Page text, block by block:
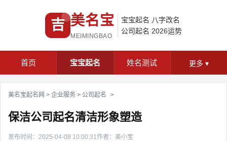
吉 美名宝
MEIMINGBAO
宝宝起名 八字改名
公司起名 2026运势
首页 宝宝起名 姓名测试 更多 ▾
美名宝起名网 > 企业服务 > 公司起名 >
保洁公司起名清洁形象塑造
发布时间：2025-04-08 10:00:31作者：美小宝